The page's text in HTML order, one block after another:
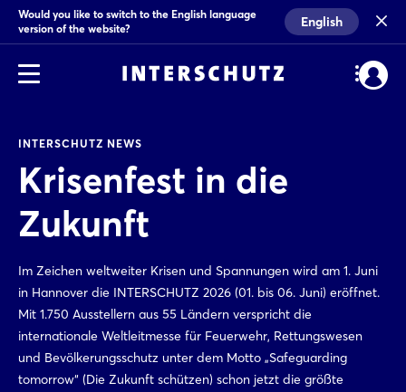
Would you like to switch to the English language
version of the website?
English
INTERSCHUTZ NEWS
Krisenfest in die
Zukunft
Im Zeichen weltweiter Krisen und Spannungen wird am 1. Juni
in Hannover die INTERSCHUTZ 2026 (01. bis 06. Juni) eröffnet.
Mit 1.750 Ausstellern aus 55 Ländern verspricht die
internationale Weltleitmesse für Feuerwehr, Rettungswesen
und Bevölkerungsschutz unter dem Motto „Safeguarding
tomorrow“ (Die Zukunft schützen) schon jetzt die größte